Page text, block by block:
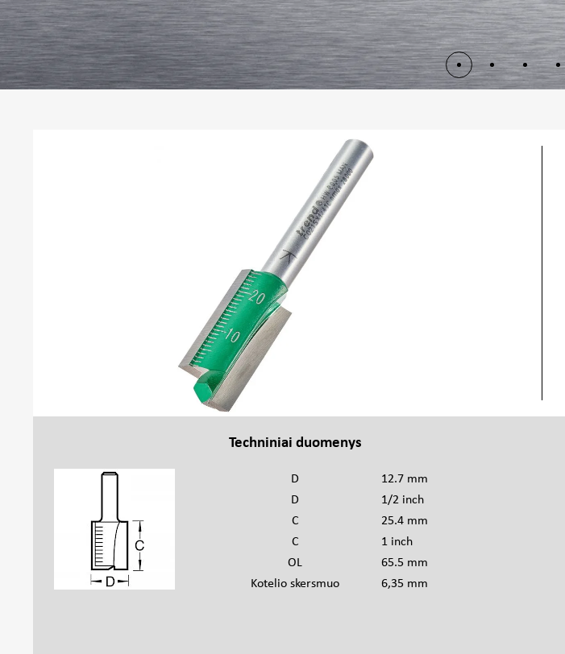
Techniniai duomenys
D
12.7 mm
D
1/2 inch
C
25.4 mm
C
1 inch
OL
65.5 mm
Kotelio skersmuo
6,35 mm